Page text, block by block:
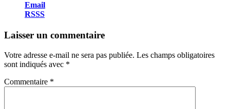
Email
RSSS
Laisser un commentaire
Votre adresse e-mail ne sera pas publiée. Les champs obligatoires
sont indiqués avec *
Commentaire *